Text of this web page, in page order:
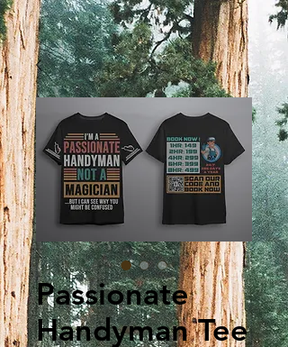
Passionate
Handyman Tee